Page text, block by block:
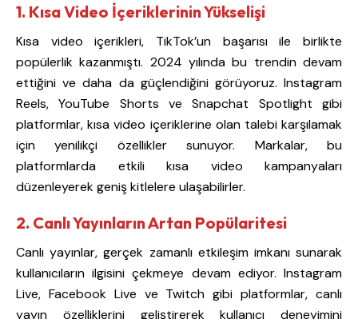
1. Kısa Video İçeriklerinin Yükselişi
Kısa video içerikleri, TikTok’un başarısı ile birlikte
popülerlik kazanmıştı. 2024 yılında bu trendin devam
ettiğini ve daha da güçlendiğini görüyoruz. Instagram
Reels, YouTube Shorts ve Snapchat Spotlight gibi
platformlar, kısa video içeriklerine olan talebi karşılamak
için yenilikçi özellikler sunuyor. Markalar, bu
platformlarda etkili kısa video kampanyaları
düzenleyerek geniş kitlelere ulaşabilirler.
2. Canlı Yayınların Artan Popülaritesi
Canlı yayınlar, gerçek zamanlı etkileşim imkanı sunarak
kullanıcıların ilgisini çekmeye devam ediyor. Instagram
Live, Facebook Live ve Twitch gibi platformlar, canlı
yayın özelliklerini geliştirerek kullanıcı deneyimini